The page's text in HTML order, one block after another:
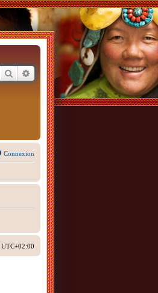
RechercherRecherche avancée
Connexion
UTC+02:00